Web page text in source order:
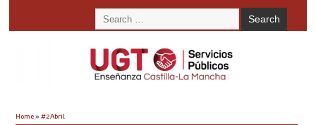
Home»#2Abril